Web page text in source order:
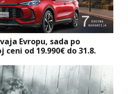
Evropu, sada po
od 19.990€ do 31.8.